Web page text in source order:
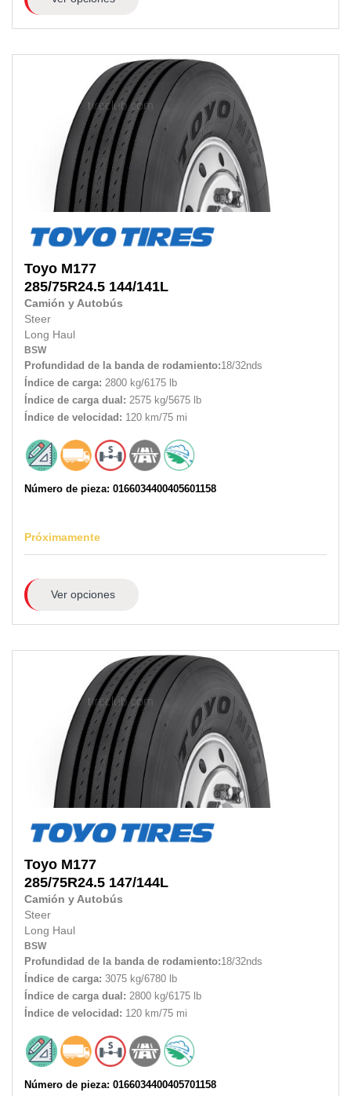
Toyo M177
285/75R24.5 144/141L
Camión y Autobús
Steer
Long Haul
BSW
Profundidad de la banda de rodamiento:18/32nds
Índice de carga: 2800 kg/6175 lb
Índice de carga dual: 2575 kg/5675 lb
Índice de velocidad: 120 km/75 mi
Número de pieza: 0166034400405601158
Próximamente
Ver opciones
Toyo M177
285/75R24.5 147/144L
Camión y Autobús
Steer
Long Haul
BSW
Profundidad de la banda de rodamiento:18/32nds
Índice de carga: 3075 kg/6780 lb
Índice de carga dual: 2800 kg/6175 lb
Índice de velocidad: 120 km/75 mi
Número de pieza: 0166034400405701158